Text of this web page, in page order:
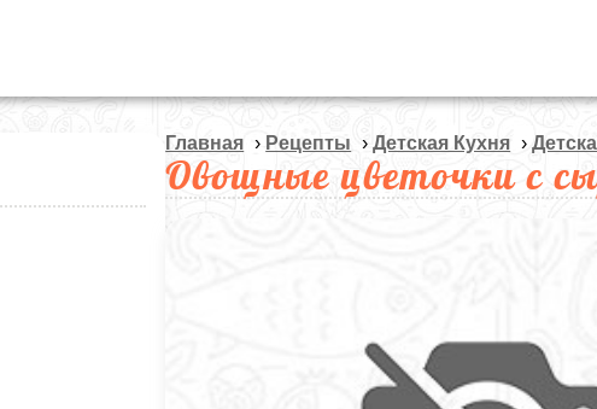
Главная › Рецепты ›Детская Кухня ›
Овощные цветочки с